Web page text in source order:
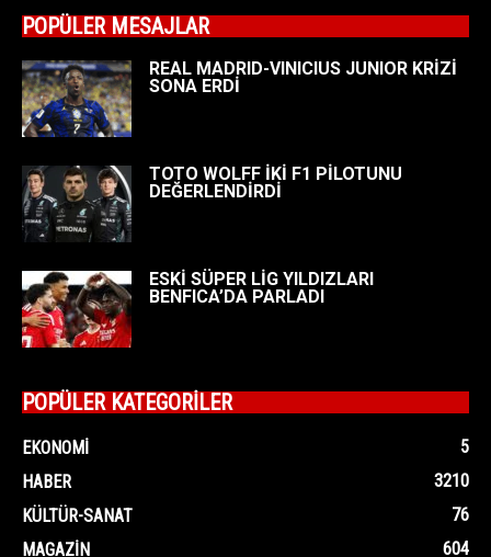
POPÜLER MESAJLAR
REAL MADRID-VINICIUS JUNIOR KRİZİ
SONA ERDİ
TOTO WOLFF İKİ F1 PİLOTUNU
DEĞERLENDİRDİ
ESKİ SÜPER LİG YILDIZLARI
BENFICA’DA PARLADI
POPÜLER KATEGORİLER
EKONOMI
5
HABER
3210
KÜLTÜR-SANAT
76
MAGAZIN
604